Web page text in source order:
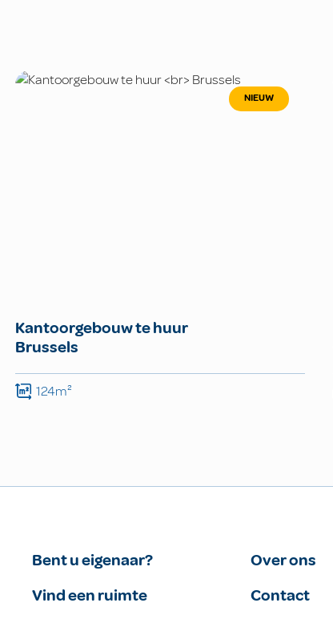
NIEUW
Kantoorgebouw te huur
Brussels
124m²
Bent u eigenaar?
Vind een ruimte
Over ons
Contact